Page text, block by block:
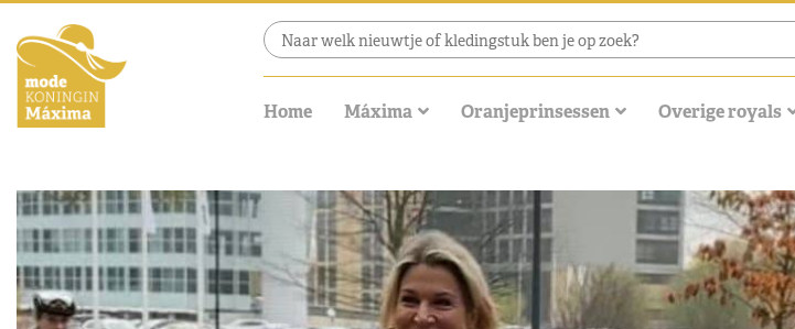
Home Máxima Oranjeprinsessen Overige royals